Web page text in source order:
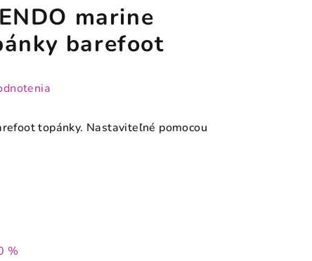
marine
barefoot
topánky. Nastaviteľné pomocou
%